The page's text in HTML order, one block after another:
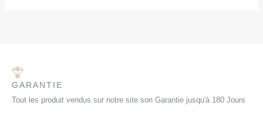
GARANTIE
Tout les produit vendus sur notre site son Garantie jusqu'à 180 Jours